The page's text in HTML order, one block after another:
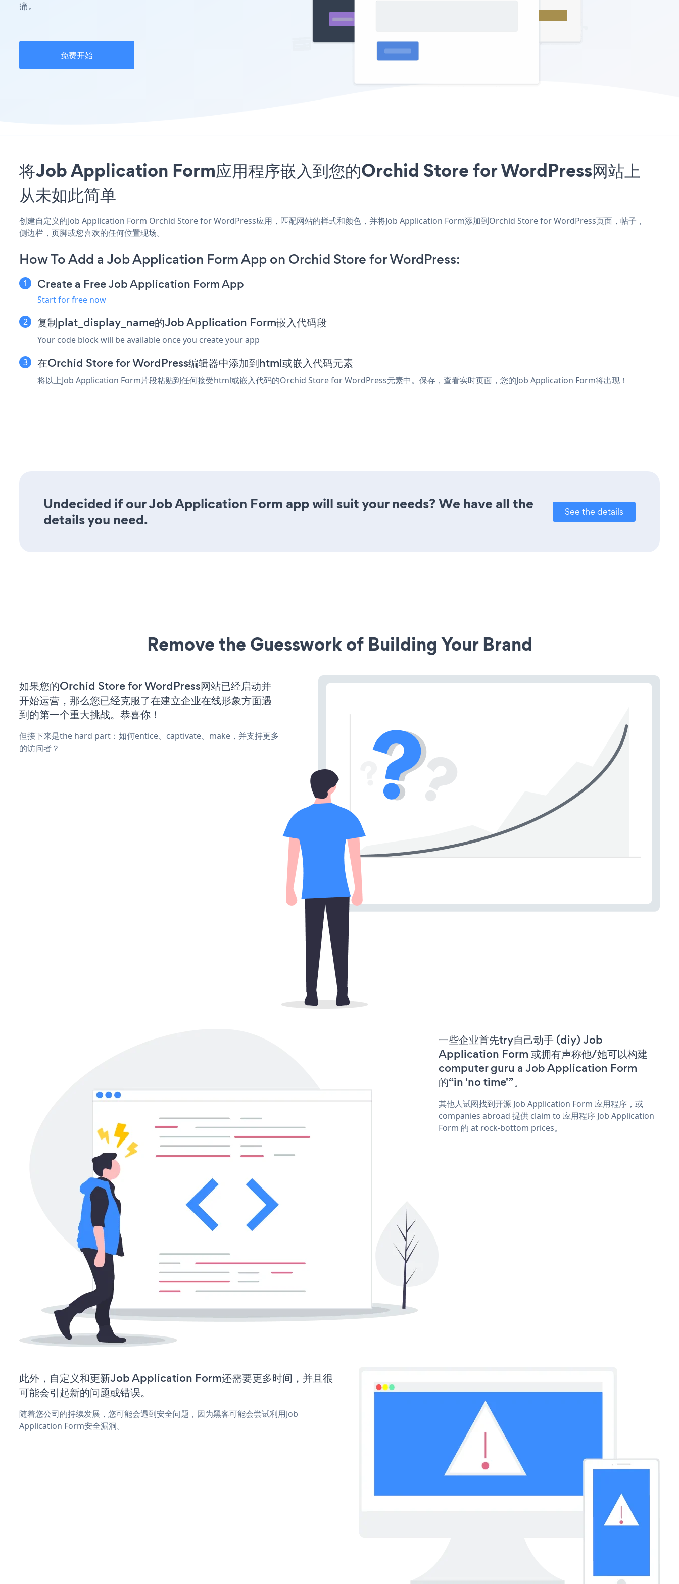
痛。
免费开始
将Job Application Form应用程序嵌入到您的Orchid Store for WordPress网站上
从未如此简单
创建自定义的Job Application Form Orchid Store for WordPress应用，匹配网站的样式和颜色，并将Job Application Form添加到Orchid Store for WordPress页面，帖子，
侧边栏，页脚或您喜欢的任何位置现场。
How To Add a Job Application Form App on Orchid Store for WordPress:
Create a Free Job Application Form App
Start for free now
复制plat_display_name的Job Application Form嵌入代码段
Your code block will be available once you create your app
在Orchid Store for WordPress编辑器中添加到html或嵌入代码元素
将以上Job Application Form片段粘贴到任何接受html或嵌入代码的Orchid Store for WordPress元素中。保存，查看实时页面，您的Job Application Form将出现！
Undecided if our Job Application Form app will suit your needs? We have all the
details you need.
See the details
Remove the Guesswork of Building Your Brand
如果您的Orchid Store for WordPress网站已经启动并
开始运营，那么您已经克服了在建立企业在线形象方面遇
到的第一个重大挑战。恭喜你！
但接下来是the hard part：如何entice、captivate、make，并支持更多
的访问者？
一些企业首先try自己动手 (diy) Job
Application Form 或拥有声称他/她可以构建
computer guru a Job Application Form
的“in 'no time'”。
其他人试图找到开源 Job Application Form 应用程序，或
companies abroad 提供 claim to 应用程序 Job Application
Form 的 at rock-bottom prices。
此外，自定义和更新Job Application Form还需要更多时间，并且很
可能会引起新的问题或错误。
随着您公司的持续发展，您可能会遇到安全问题，因为黑客可能会尝试利用Job
Application Form安全漏洞。